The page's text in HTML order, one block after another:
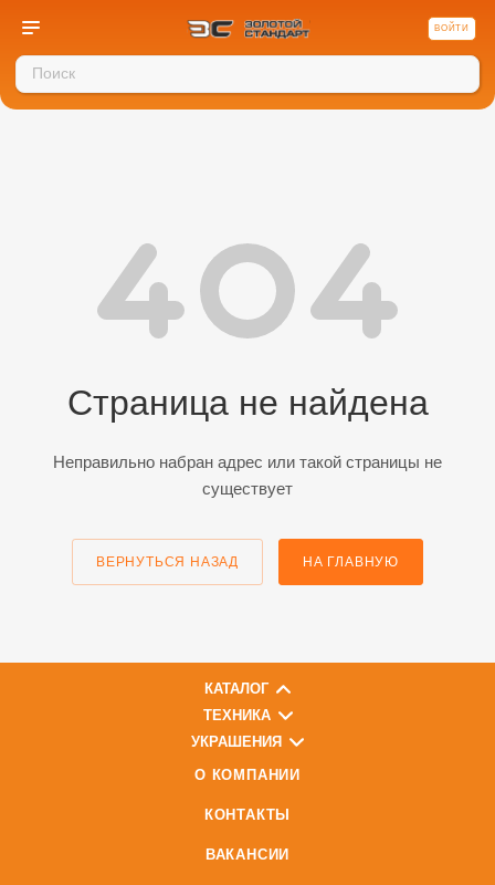
ВОЙТИ
Страница не найдена
Неправильно набран адрес или такой страницы не
существует
ВЕРНУТЬСЯ НАЗАД НА ГЛАВНУЮ
КАТАЛОГ
ТЕХНИКА
УКРАШЕНИЯ
О КОМПАНИИ
КОНТАКТЫ
ВАКАНСИИ